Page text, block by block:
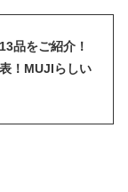
品をご紹介！
！MUJIらしい